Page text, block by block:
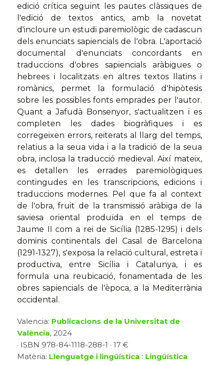
edició crítica seguint les pautes clàssiques de
l'edició de textos antics, amb la novetat
d'incloure un estudi paremiològic de cadascun
dels enunciats sapiencials de l'obra. L'aportació
documental d'enunciats concordants en
traduccions d'obres sapiencials aràbigues o
hebrees i localitzats en altres textos llatins i
romànics, permet la formulació d'hipòtesis
sobre les possibles fonts emprades per l'autor.
Quant a Jafudà Bonsenyor, s'actualitzen i es
completen les dades biogràfiques i es
corregeixen errors, reiterats al llarg del temps,
relatius a la seua vida i a la tradició de la seua
obra, inclosa la traducció medieval. Així mateix,
es detallen les errades paremiològiques
contingudes en les transcripcions, edicions i
traduccions modernes. Pel que fa al context
de l'obra, fruit de la transmissió aràbiga de la
saviesa oriental produïda en el temps de
Jaume II com a rei de Sicília (1285-1295) i dels
dominis continentals del Casal de Barcelona
(1291-1327), s'exposa la relació cultural, estreta i
productiva, entre Sicília i Catalunya, i es
formula una reubicació, fonamentada de les
obres sapiencials de l'època, a la Mediterrània
occidental.
Valencia: Publicacions de la Universitat de
València, 2024
· ISBN 978-84-1118-288-1 · 17 €
Matèria: Llenguatge i lingüística : Lingüística